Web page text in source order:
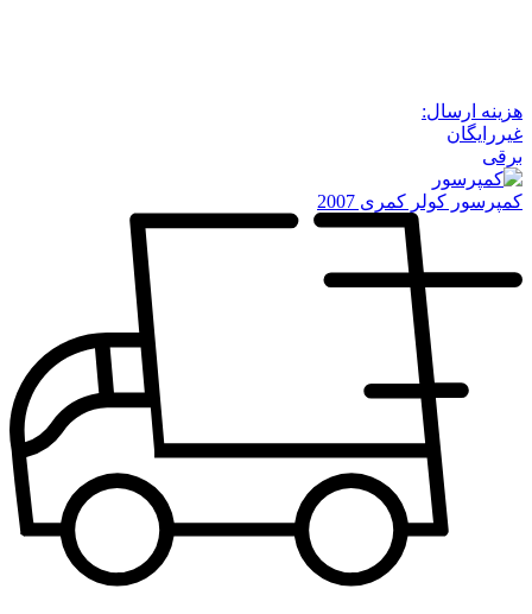
هزینه ارسال:
غیررایگان
برقی
کمپرسور کولر کمری 2007